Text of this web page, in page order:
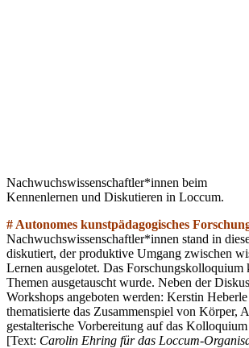
Nachwuchswissenschaftler*innen beim
Kennenlernen und Diskutieren in Loccum.
# Autonomes kunstpädagogisches
Nachwuchswissenschaftler*innen stand in
diskutiert, der produktive Umgang zwischen
Lernen ausgelotet. Das Forschungskolloquium
Themen ausgetauscht wurde. Neben der
Workshops angeboten werden: Kerstin
thematisierte das Zusammenspiel von
gestalterische Vorbereitung auf das
[Text: Carolin Ehring für das Loccum-